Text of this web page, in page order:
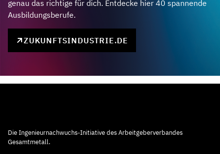
genau das richtige für dich. Entdecke hier 40 spannende
Ausbildungsberufe.
ZUKUNFTSINDUSTRIE.DE
Die Ingenieurnachwuchs-Initiative des Arbeitgeberverbandes
Gesamtmetall.